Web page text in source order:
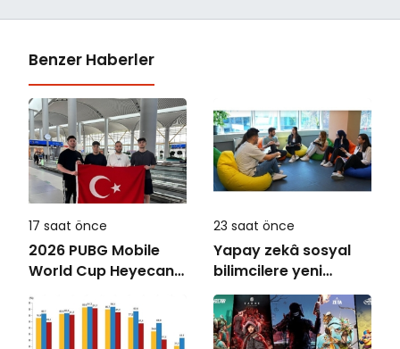
Benzer Haberler
17 saat önce
2026 PUBG Mobile
World Cup Heyecanı
Paris’te Başlıyor
23 saat önce
Yapay zekâ sosyal
bilimcilere yeni
kariyer kapıları
açıyor!